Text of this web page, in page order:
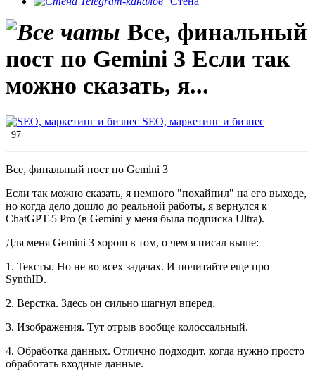
Все, финальный
пост по Gemini 3 Если так
можно сказать, я...
SEO, маркетинг и бизнес
97
Все, финальный пост по Gemini 3
Если так можно сказать, я немного "похайпил" на его выходе,
но когда дело дошло до реальной работы, я вернулся к
ChatGPT-5 Pro (в Gemini у меня была подписка Ultra).
Для меня Gemini 3 хорош в том, о чем я писал выше:
1. Тексты. Но не во всех задачах. И почитайте еще про
SynthID.
2. Верстка. Здесь он сильно шагнул вперед.
3. Изображения. Тут отрыв вообще колоссальный.
4. Обработка данных. Отлично подходит, когда нужно просто
обработать входные данные.